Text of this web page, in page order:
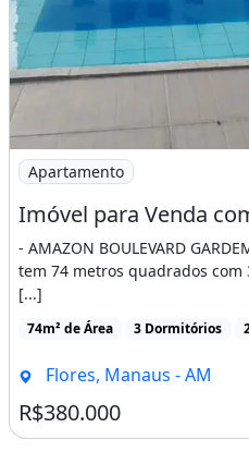
Imagem: Imóvel para
Apartamento
- AMAZON BOULEVARD
tem 74 metros quadrados
[...]
74m² de Área 3 Dormitórios
Flores, Manaus - AM
R$380.000